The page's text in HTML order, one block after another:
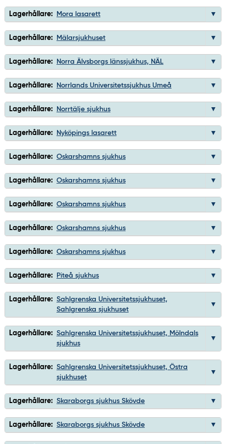
Lagerhållare: Mora lasarett
Lagerhållare: Mälarsjukhuset
Lagerhållare: Norra Älvsborgs länssjukhus, NÄL
Lagerhållare: Norrlands Universitetssjukhus Umeå
Lagerhållare: Norrtälje sjukhus
Lagerhållare: Nyköpings lasarett
Lagerhållare: Oskarshamns sjukhus
Lagerhållare: Oskarshamns sjukhus
Lagerhållare: Oskarshamns sjukhus
Lagerhållare: Oskarshamns sjukhus
Lagerhållare: Oskarshamns sjukhus
Lagerhållare: Piteå sjukhus
Lagerhållare: Sahlgrenska Universitetssjukhuset,
Sahlgrenska sjukhuset
Lagerhållare: Sahlgrenska Universitetssjukhuset, Mölndals
sjukhus
Lagerhållare: Sahlgrenska Universitetssjukhuset, Östra
sjukhuset
Lagerhållare: Skaraborgs sjukhus Skövde
Lagerhållare: Skaraborgs sjukhus Skövde